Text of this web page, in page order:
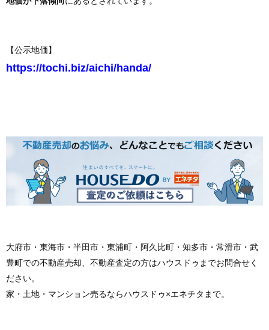
【公示地価】
https://tochi.biz/aichi/handa/
大府市・東海市・半田市・東浦町・阿久比町・知多市・常滑市・武
豊町での不動産売却、不動産査定の方はハウスドゥまでお問合せく
ださい。
家・土地・マンション売るならハウスドゥ×エネチタまで。